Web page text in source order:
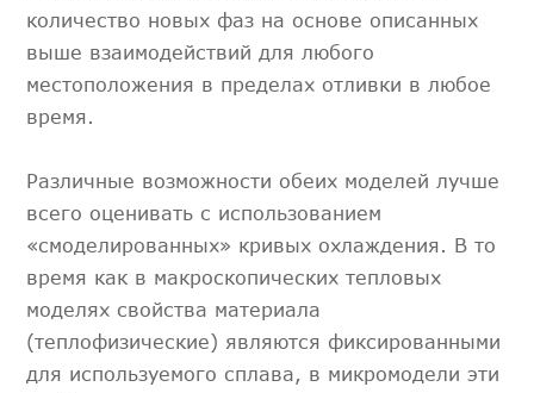
количество новых фаз на основе описанных
выше взаимодействий для любого
местоположения в пределах отливки в любое
время.
Различные возможности обеих моделей лучше
всего оценивать с использованием
«смоделированных» кривых охлаждения. В то
время как в макроскопических тепловых
моделях свойства материала
(теплофизические) являются фиксированными
для используемого сплава, в микромодели эти